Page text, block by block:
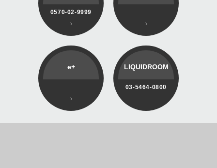
0570-02-9999
e+ LIQUIDROOM
03-5464-0800